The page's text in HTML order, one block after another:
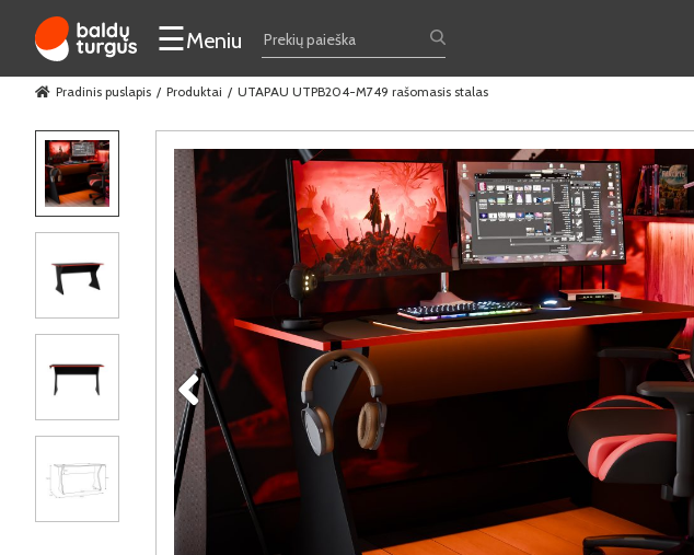
☰Meniu
Pradinis puslapis Produktai UTAPAU UTPB204-M749 rašomasis stalas